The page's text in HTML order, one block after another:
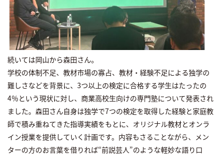
続いては岡山から森田さん。
学校の体制不足、教材市場の寡占、教材・経験不足による独学の
難しさなどを背景に、3つ以上の検定に合格する学生はたったの
4％という現状に対し、商業高校生向けの専門塾について発表され
ました。森田さん自身は独学で7つの検定を取得した経験と家庭教
師で積み重ねてきた指導実績をもとに、オリジナル教材とオンラ
イン授業を提供していく計画です。内容もさることながら、メン
ターの方のお言葉を借りれば“前説芸人”のような軽妙な語り口